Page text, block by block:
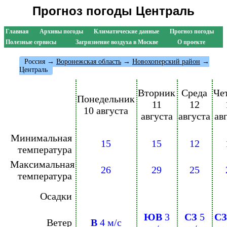
Прогноз погоды Централь
Главная Архивы погоды Климатические данные
Прогноз погоды
Полезные сервисы
Загрязнение воздуха в Москве О проекте
Россия → Воронежская область → Новохоперский район →
Централь
Понедельник
10 августа
Вторник
11
августа
Среда
12
августа
Минимальная
температура
15 15 12
Максимальная
температура
26 29 25
Осадки
Ветер В4 м/с ЮВ3
СЗ 5
СЗ